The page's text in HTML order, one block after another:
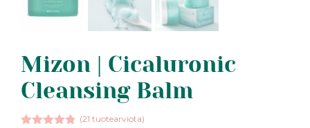
Mizon | Cicaluronic
Cleansing Balm
(21 tuotearviota)